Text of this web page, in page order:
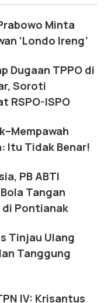
Minta
‘Londo Ireng’
Dugaan TPPO di
Soroti
RSPO-ISPO
Itu Tidak Benar!
PB ABTI
Tangan
di Pontianak
Tinjau Ulang
Tanggung
IV: Krisantus